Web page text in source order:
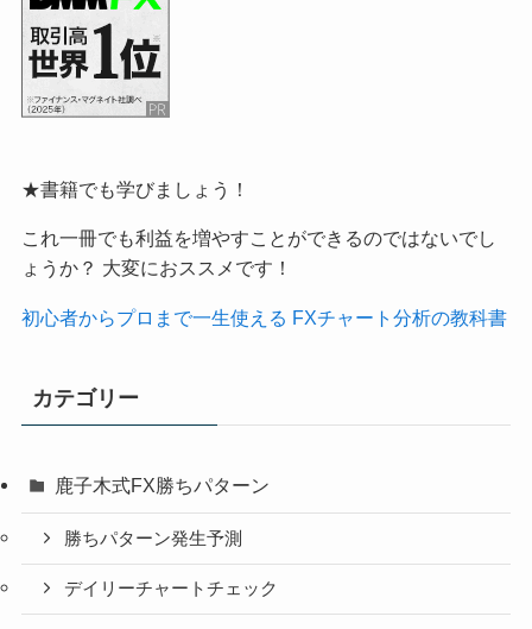
★書籍でも学びましょう！
これ一冊でも利益を増やすことができるのではないでし
ょうか？ 大変におススメです！
初心者からプロまで一生使える FXチャート分析の教科書
カテゴリー
鹿子木式FX勝ちパターン
勝ちパターン発生予測
デイリーチャートチェック